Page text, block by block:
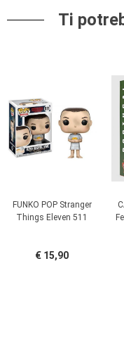
Ti
FUNKO POP Stranger
Things Eleven 511
€ 15,90